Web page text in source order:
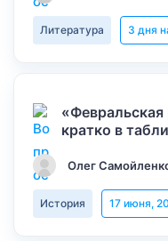
Литература 3 дня
«Февральская
кратко в
Олег
История 17 июня,